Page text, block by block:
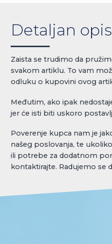
Detaljan
Zaista se trudimo da
svakom artiklu. To vam
odluku o kupovini ovog
Međutim, ako ipak
jer će isti biti uskoro
Poverenje kupca nam je
našeg poslovanja, te
ili potrebe za dodatnom
kontaktirajte. Radujemo se